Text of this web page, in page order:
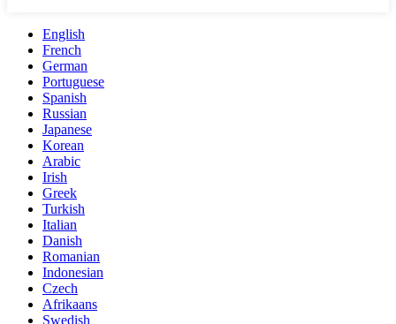
English
French
German
Portuguese
Spanish
Russian
Japanese
Korean
Arabic
Irish
Greek
Turkish
Italian
Danish
Romanian
Indonesian
Czech
Afrikaans
Swedish